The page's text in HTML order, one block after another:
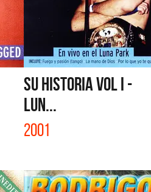
SU HISTORIA VOL I -
LUN...
2001